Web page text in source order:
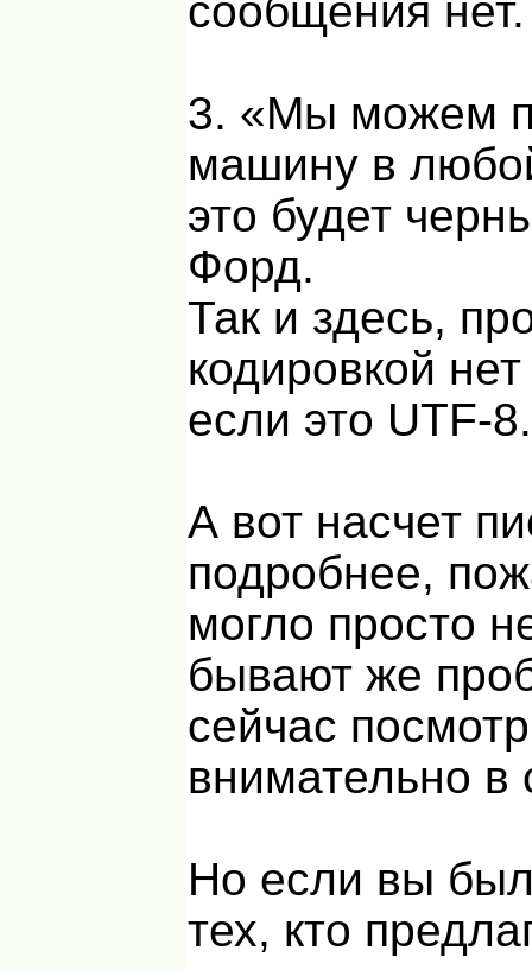
сообщения нет.
3. «Мы можем
машину в
это будет
Форд.
Так и здесь,
кодировкой
если это UTF-8.
А вот насчет
подробнее,
могло просто
бывают же
сейчас
внимательно в
Но если вы
тех, кто